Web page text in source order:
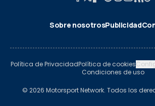
Sobre nosotrosPublicidad
Política de PrivacidadPolítica de cookies
Condiciones de uso
© 2026 Motorsport Network. Todos los